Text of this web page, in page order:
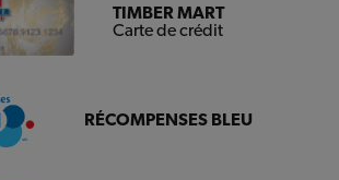
TIMBER MART
Carte de crédit
RÉCOMPENSES BLEU